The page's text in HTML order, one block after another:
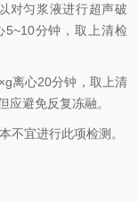
对匀浆液进行超声破
分钟，取上清检
离心20分钟，取上清
避免反复冻融。
不宜进行此项检测。